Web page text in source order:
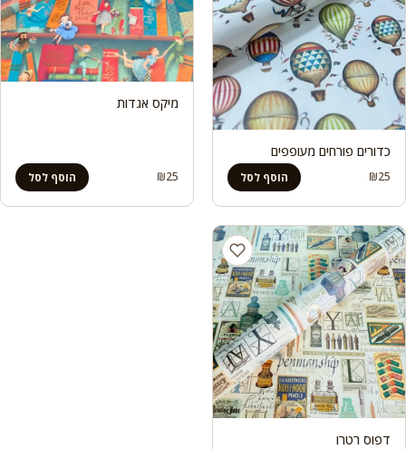
כדורים פורחים מעופפים
₪25 הוסף לסל
מיקס אגדות
₪25 הוסף לסל
דפוס רטרו